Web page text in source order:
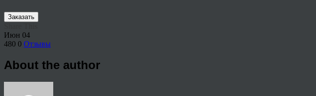
Заказать
Июн 04
480 0 Отзывы
About the author